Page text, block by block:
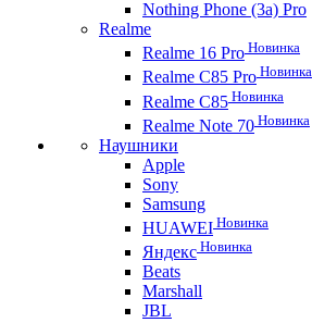
Nothing Phone (3a) Pro
Realme
Realme 16 Pro Новинка
Realme C85 Pro Новинка
Realme C85 Новинка
Realme Note 70 Новинка
Наушники
Apple
Sony
Samsung
HUAWEI Новинка
Яндекс Новинка
Beats
Marshall
JBL